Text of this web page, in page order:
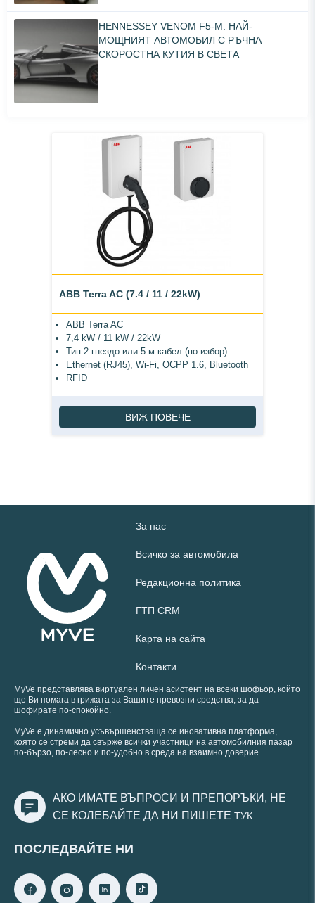
HENNESSEY VENOM F5-M: НАЙ-
МОЩНИЯТ АВТОМОБИЛ С РЪЧНА
СКОРОСТНА КУТИЯ В СВЕТА
ABB Terra AC (7.4 / 11 / 22kW)
ABB Terra AC
7,4 kW / 11 kW / 22kW
Тип 2 гнездо или 5 м кабел (по избор)
Ethernet (RJ45), Wi-Fi, OCPP 1.6, Bluetooth
RFID
ВИЖ ПОВЕЧЕ
За нас
Всичко за автомобила
Редакционна политика
ГТП CRM
Карта на сайта
Контакти
MyVe представлява виртуален личен асистент на всеки шофьор, който
ще Ви помага в грижата за Вашите превозни средства, за да
шофирате по-спокойно.
MyVe е динамично усъвършенстваща се иновативна платформа,
която се стреми да свърже всички участници на автомобилния пазар
по-бързо, по-лесно и по-удобно в среда на взаимно доверие.
АКО ИМАТЕ ВЪПРОСИ И ПРЕПОРЪКИ, НЕ
СЕ КОЛЕБАЙТЕ ДА НИ ПИШЕТЕ ТУК
ПОСЛЕДВАЙТЕ НИ